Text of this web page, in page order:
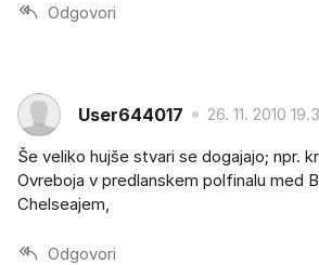
Odgovori
User644017 26. 11. 2010
Še veliko hujše stvari se dogajajo; npr.
Ovreboja v predlanskem polfinalu med
Chelseajem,
Odgovori